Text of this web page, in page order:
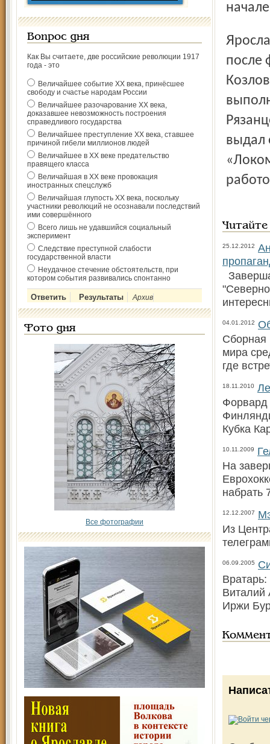
Вопрос дня
Как Вы считаете, две российские революции 1917
года - это
Величайшее событие ХХ века, принёсшее
свободу и счастье народам России
Величайшее разочарование ХХ века,
доказавшее невозможность построения
справедливого государства
Величайшее преступление ХХ века, ставшее
причиной гибели миллионов людей
Величайшее в ХХ веке предательство
правящего класса
Величайшая в ХХ веке провокация
иностранных спецслужб
Величайшая глупость ХХ века, поскольку
участники революций не осознавали последствий
ими совершённого
Всего лишь не удавшийся социальный
эксперимент
Следствие преступной слабости
государственной власти
Неудачное стечение обстоятельств, при
котором события развивались спонтанно
Архив
Фото дня
Все фотографии
Ярославцы не так запечатлелись в памяти болельщиков
после
выдал
25.12.2012
04.01.2012
Сборная
мира
где
18.11.2010
Форвард
Кубка
10.11.2009
На
набрать
12.12.2007
Из
06.09.2005
Иржи